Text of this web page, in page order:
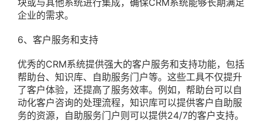
块或与其他系统进行集成，确保CRM系统能够长期满足
企业的需求。
6、客户服务和支持
优秀的CRM系统提供强大的客户服务和支持功能，包括
帮助台、知识库、自助服务门户等。这些工具不仅提升
了客户体验，还提高了服务效率。例如，帮助台可以自
动化客户咨询的处理流程，知识库可以提供客户自助服
务的资源，自助服务门户则可以提供24/7的客户支持。